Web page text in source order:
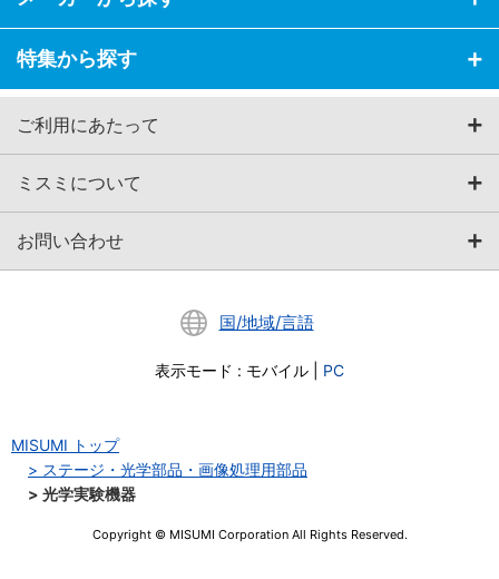
特集から探す
ご利用にあたって
ミスミについて
お問い合わせ
国/地域/言語
表示モード : モバイル PC
MISUMI トップ
ステージ・光学部品・画像処理用部品
光学実験機器
Copyright © MISUMI Corporation All Rights Reserved.